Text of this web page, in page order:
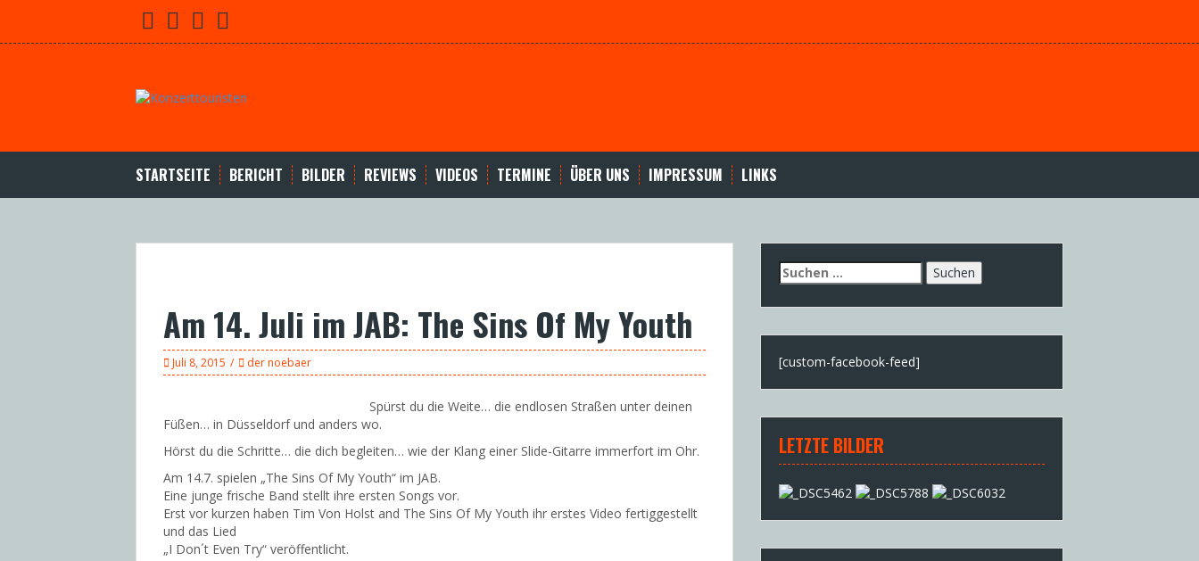
content
FacebookYoutube
Twitter
STARTSEITE BERICHT BILDER REVIEWS VIDEOS TERMINE ÜBER UNS IMPRESSUM LINKS
Am 14. Juli im JAB: The Sins Of My Youth
Juli 8, 2015 der noebaer
Spürst du die Weite… die endlosen Straßen unter deinen
Füßen… in Düsseldorf und anders wo.
Hörst du die Schritte… die dich begleiten… wie der Klang einer Slide-Gitarre immerfort im Ohr.
Am 14.7. spielen „The Sins Of My Youth“ im JAB.
Eine junge frische Band stellt ihre ersten Songs vor.
Erst vor kurzen haben Tim Von Holst and The Sins Of My Youth ihr erstes Video fertiggestellt
und das Lied
„I Don´t Even Try“ veröffentlicht.
Suchen
nach:
[custom-facebook-feed]
LETZTE BILDER